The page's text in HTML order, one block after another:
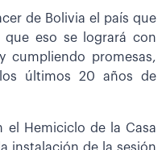
de Bolivia el país que
que eso se logrará con
cumpliendo promesas,
últimos 20 años de
el Hemiciclo de la Casa
instalación de la sesión